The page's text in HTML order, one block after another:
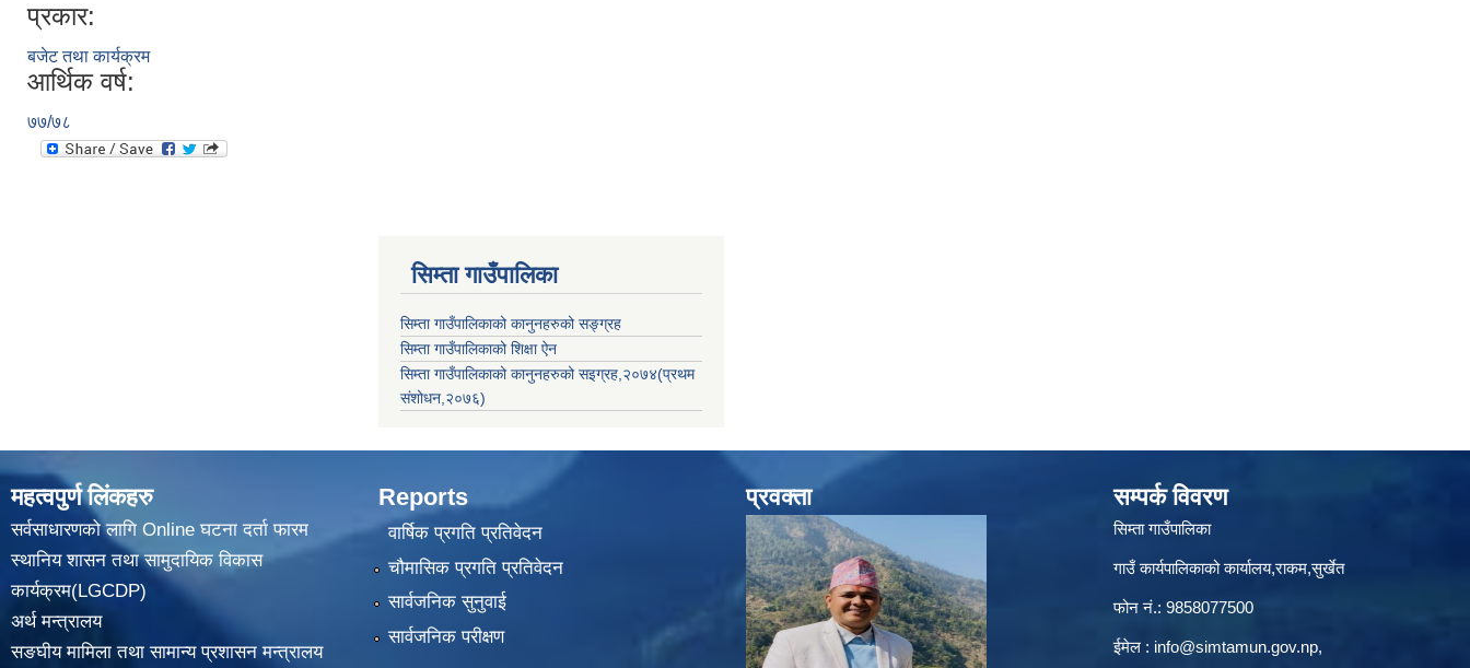
प्रकार:
बजेट तथा कार्यक्रम
आर्थिक वर्ष:
७७/७८
सिम्ता गाउँपालिका
सिम्ता गाउँपालिकाको कानुनहरुको सङ्ग्रह
सिम्ता गाउँपालिकाको शिक्षा ऐन
सिम्ता गाउँपालिकाको कानुनहरुको सइग्रह,२०७४(प्रथम
संशोधन,२०७६)
महत्वपुर्ण लिंकहरु
सर्वसाधारणको लागि Online घटना दर्ता फारम
स्थानिय शासन तथा सामुदायिक विकास
कार्यक्रम(LGCDP)
अर्थ मन्त्रालय
सङघीय मामिला तथा सामान्य प्रशासन मन्त्रालय
Reports
वार्षिक प्रगति प्रतिवेदन
चौमासिक प्रगति प्रतिवेदन
सार्वजनिक सुनुवाई
सार्वजनिक परीक्षण
प्रवक्ता सम्पर्क विवरण
सिम्ता गाउँपालिका
गाउँ कार्यपालिकाको कार्यालय,राकम,सुर्खेत
फोन नं.: 9858077500
ईमेल‌ : info@simtamun.gov.np,